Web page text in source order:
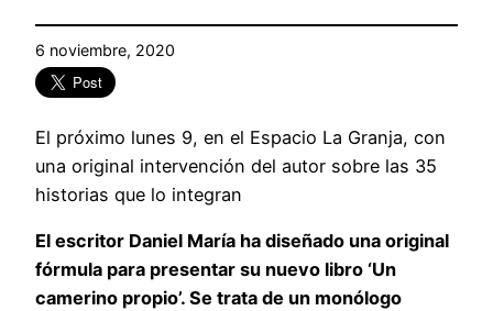
6 noviembre, 2020
El próximo lunes 9, en el Espacio La Granja, con
una original intervención del autor sobre las 35
historias que lo integran
El escritor Daniel María ha diseñado una original
fórmula para presentar su nuevo libro ‘Un
camerino propio’. Se trata de un monólogo